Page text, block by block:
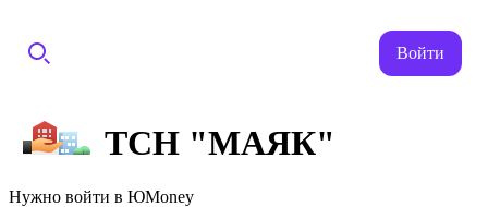
Войти
ТСН "МАЯК"
Нужно войти в ЮMoney